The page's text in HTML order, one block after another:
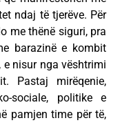
ndaj të tjerëve. Për
me thënë siguri, pra
barazinë e kombit
nisur nga vështrimi
Pastaj mirëqenie,
sociale, politike e
pamjen time për të,